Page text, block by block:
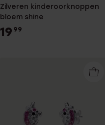
Zilveren kinderoorknoppen
bloem shine
19 99